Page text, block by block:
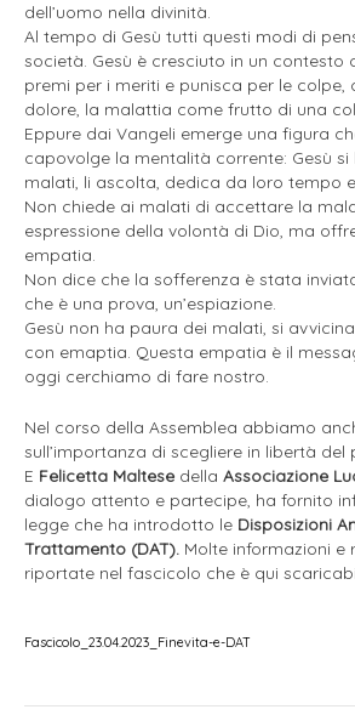
dell’uomo nella divinità.
Al tempo di Gesù tutti questi modi di
società. Gesù è cresciuto in un contesto
premi per i meriti e punisca per le colpe,
dolore, la malattia come frutto di una
Eppure dai Vangeli emerge una figura
capovolge la mentalità corrente: Gesù
malati, li ascolta, dedica da loro tempo
Non chiede ai malati di accettare la
espressione della volontà di Dio, ma
empatia.
Non dice che la sofferenza è stata
che è una prova, un’espiazione.
Gesù non ha paura dei malati, si
con emaptia. Questa empatia è il
oggi cerchiamo di fare nostro.
Nel corso della Assemblea abbiamo
sull’importanza di scegliere in libertà del
E Felicetta Maltese della Associazione
dialogo attento e partecipe, ha fornito
legge che ha introdotto le Disposizioni
Trattamento (DAT). Molte informazioni e
riportate nel fascicolo che è qui
Fascicolo_23.04.2023_Finevita-e-DAT